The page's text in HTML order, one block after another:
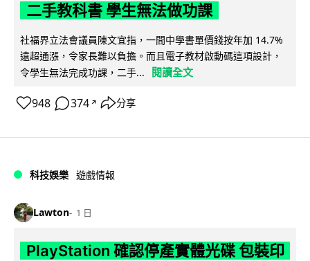
二手教科書 學生無法做功課
社福界立法會議員陳文宜指，一間中學書單價錢按年加 14.7%
遠超通漲，令家長難以負擔。而且電子教材啟動碼這項設計，
令學生無法完成功課，二手...
閱讀全文
948 374 ↗ 分享
科技娛樂 遊戲情報
Lawton 1 日
PlayStation 確認停產實體光碟 包裝印